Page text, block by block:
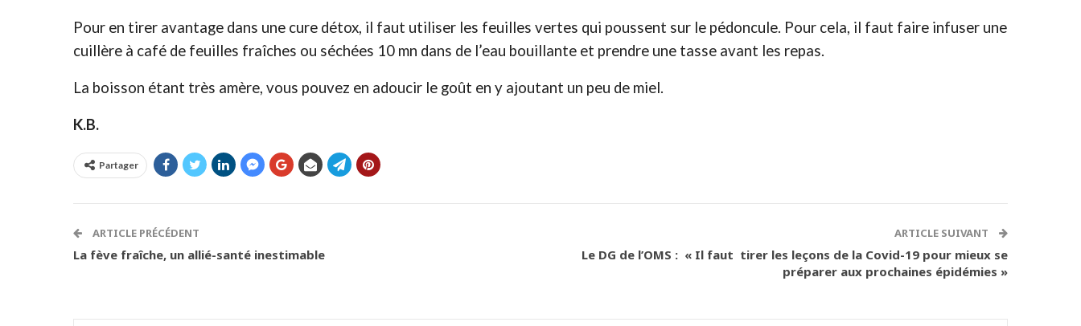
Pour en tirer avantage dans une cure détox, il faut utiliser les feuilles vertes qui poussent sur le pédoncule. Pour cela, il faut faire infuser une
cuillère à café de feuilles fraîches ou séchées 10 mn dans de l’eau bouillante et prendre une tasse avant les repas.
La boisson étant très amère, vous pouvez en adoucir le goût en y ajoutant un peu de miel.
K.B.
Partager
ARTICLE PRÉCÉDENT
La fève fraîche, un allié-santé inestimable
ARTICLE SUIVANT
Le DG de l’OMS : « Il faut tirer les leçons de la Covid-19 pour mieux se
préparer aux prochaines épidémies »